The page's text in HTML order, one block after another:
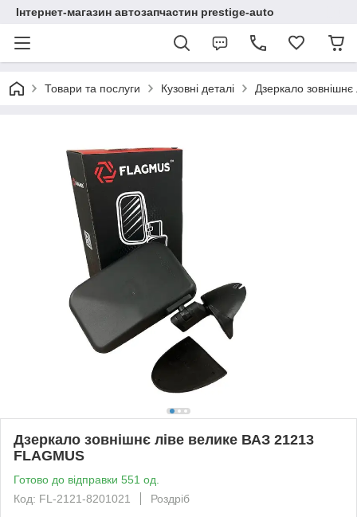
Інтернет-магазин автозапчастин prestige-auto
Товари та послуги Кузовні деталі Дзеркало
Дзеркало зовнішнє ліве велике ВАЗ 21213
FLAGMUS
Готово до відправки 551 од.
Код: FL-2121-8201021
Роздріб